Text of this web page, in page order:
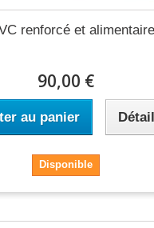
renforcé et
90,00 €
au panier
Disponible